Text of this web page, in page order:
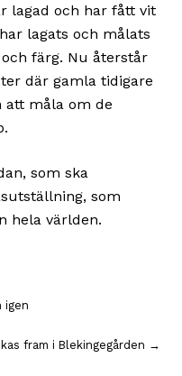
lagad och har fått vit
lagats och målats
färg. Nu återstår
där gamla tidigare
att måla om de
som ska
som
hela världen.
igen
fram i Blekingegården →